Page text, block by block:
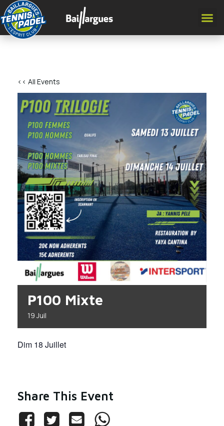
<< All Events
P100 Mixte
19 Juil
Dim 18 Juillet
Share This Event